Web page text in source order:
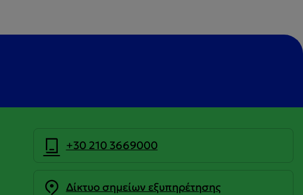
+30 210 3669000
Δίκτυο σημείων εξυπηρέτησης